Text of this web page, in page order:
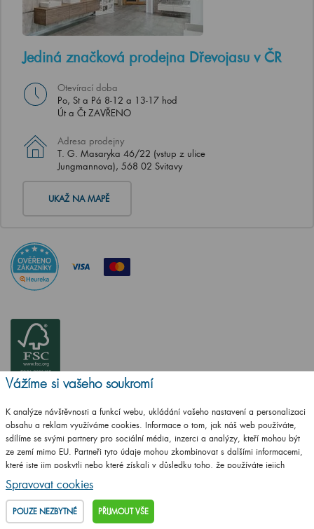
Jediná značková prodejna Dřevojasu v ČR
Otevírací doba
Po, St a Pá 8-12 a 13-17 hod
Út a Čt ZAVŘENO
Adresa prodejny
T. G. Masaryka 46/22 (vstup z ulice
Jungmannova), 568 02 Svitavy
UKAŽ NA MAPĚ
ČSN EN ISO
14001:2016
ČSN EN ISO
9001:2016
Vážíme si vašeho soukromí
K analýze návštěvnosti a funkcí webu, ukládání vašeho nastavení a personalizaci
obsahu a reklam využíváme cookies. Informace o tom, jak náš web používáte,
sdílíme se svými partnery pro sociální média, inzerci a analýzy, kteří mohou být
ze zemí mimo EU. Partneři tyto údaje mohou zkombinovat s dalšími informacemi,
které jste jim poskytli nebo které získali v důsledku toho, že používáte jejich
služby.
Podrobné informace
Spravovat cookies
POUZE NEZBYTNÉ PŘIJMOUT VŠE